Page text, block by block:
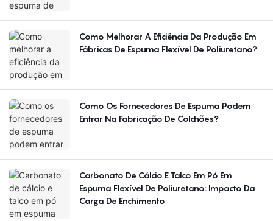
Como Melhorar A Eficiência Da Produção Em
Fábricas De Espuma Flexível De Poliuretano?
Como Os Fornecedores De Espuma Podem
Entrar Na Fabricação De Colchões?
Carbonato De Cálcio E Talco Em Pó Em
Espuma Flexível De Poliuretano: Impacto Da
Carga De Enchimento